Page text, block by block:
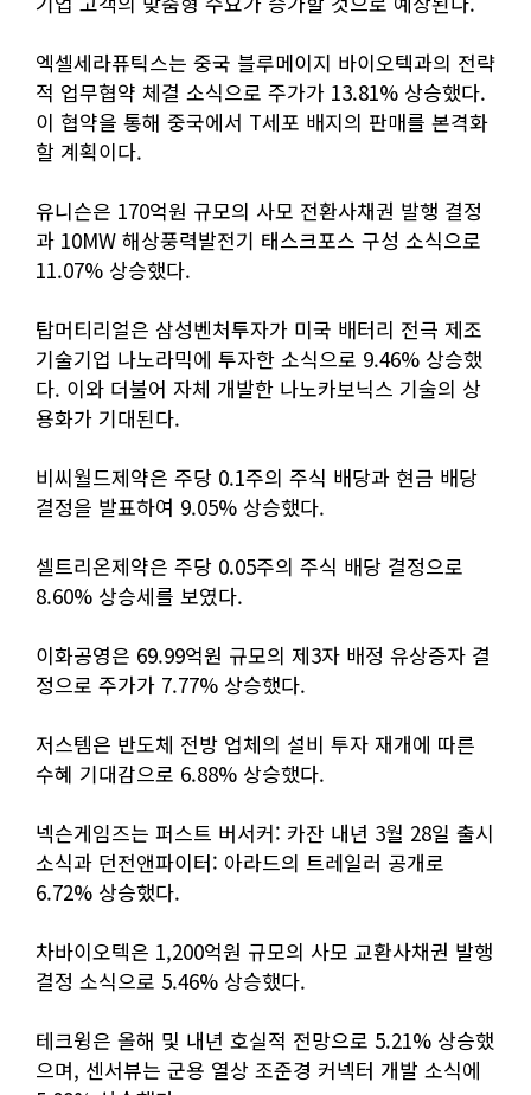
엑셀세라퓨틱스는 중국 블루메이지 바이오텍과의 전략
적 업무협약 체결 소식으로 주가가 13.81% 상승했다.
이 협약을 통해 중국에서 T세포 배지의 판매를 본격화
할 계획이다.
유니슨은 170억원 규모의 사모 전환사채권 발행 결정
과 10MW 해상풍력발전기 태스크포스 구성 소식으로
11.07% 상승했다.
탑머티리얼은 삼성벤처투자가 미국 배터리 전극 제조
기술기업 나노라믹에 투자한 소식으로 9.46% 상승했
다. 이와 더불어 자체 개발한 나노카보닉스 기술의 상
용화가 기대된다.
비씨월드제약은 주당 0.1주의 주식 배당과 현금 배당
결정을 발표하여 9.05% 상승했다.
셀트리온제약은 주당 0.05주의 주식 배당 결정으로
8.60% 상승세를 보였다.
이화공영은 69.99억원 규모의 제3자 배정 유상증자 결
정으로 주가가 7.77% 상승했다.
저스템은 반도체 전방 업체의 설비 투자 재개에 따른
수혜 기대감으로 6.88% 상승했다.
넥슨게임즈는 퍼스트 버서커: 카잔 내년 3월 28일 출시
소식과 던전앤파이터: 아라드의 트레일러 공개로
6.72% 상승했다.
차바이오텍은 1,200억원 규모의 사모 교환사채권 발행
결정 소식으로 5.46% 상승했다.
테크윙은 올해 및 내년 호실적 전망으로 5.21% 상승했
으며, 센서뷰는 군용 열상 조준경 커넥터 개발 소식에